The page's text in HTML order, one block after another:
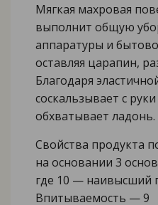
Мягкая махровая
выполнит общую
аппаратуры и
оставляя царапин,
Благодаря
соскальзывает с
обхватывает ладонь.
Свойства продукта
на основании 3
где 10 — наивысший
Впитываемость — 9